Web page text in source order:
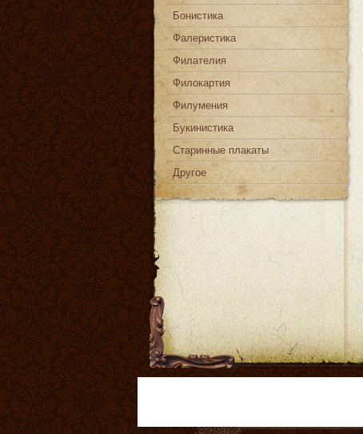
Бонистика
Фалеристика
Филателия
Филокартия
Филумения
Букинистика
Старинные плакаты
Другое